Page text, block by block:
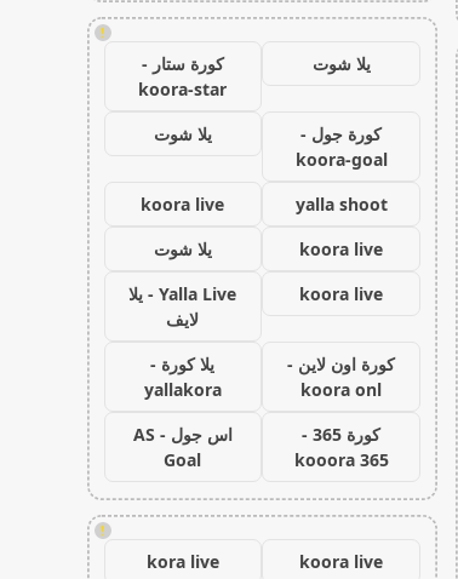
!
يلا شوت
كورة ستار -
koora-star
كورة جول -
koora-goal
يلا شوت
yalla shoot
koora live
koora live
يلا شوت
koora live
Yalla Live - يلا
لايف
كورة اون لاين -
koora onl
يلا كورة -
yallakora
كورة 365 -
kooora 365
اس جول - AS
Goal
!
koora live
kora live